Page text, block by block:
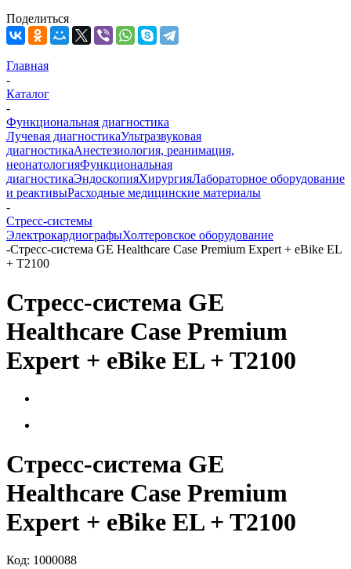
Поделиться
Главная
-
Каталог
-
Функциональная диагностика
Лучевая диагностикаУльтразвуковая
диагностикаАнестезиология, реанимация,
неонатологияФункциональная
диагностикаЭндоскопияХирургияЛабораторное оборудование
и реактивыРасходные медицинские материалы
-
Стресс-системы
ЭлектрокардиографыХолтеровское оборудование
-Стресс-система GE Healthcare Case Premium Expert + eBike EL
+ T2100
Стресс-система GE
Healthcare Case Premium
Expert + eBike EL + T2100
Стресс-система GE
Healthcare Case Premium
Expert + eBike EL + T2100
Код: 1000088